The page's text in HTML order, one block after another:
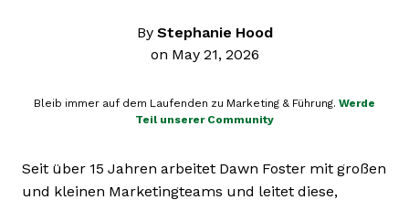
By Stephanie Hood
on May 21, 2026
Bleib immer auf dem Laufenden zu Marketing & Führung. Werde
Teil unserer Community
Seit über 15 Jahren arbeitet Dawn Foster mit großen
und kleinen Marketingteams und leitet diese,